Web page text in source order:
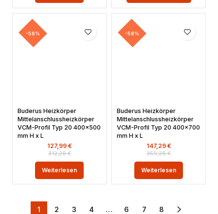
-58%
Buderus Heizkörper
Mittelanschlussheizkörper
VCM-Profil Typ 20 400×500
mm H x L
312,26€
127,99 €
Weiterlesen
-58%
Buderus Heizkörper
Mittelanschlussheizkörper
VCM-Profil Typ 20 400×700
mm H x L
359,26€
147,29 €
Weiterlesen
1 2 3 4 … 6 7 8